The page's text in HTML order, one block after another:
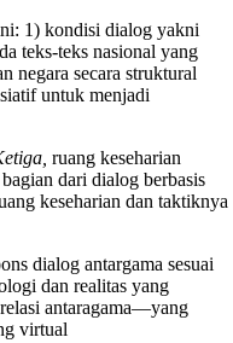
1) kondisi dialog yakni
teks-teks nasional yang
negara secara struktural
untuk menjadi
ruang keseharian
dari dialog berbasis
keseharian dan taktiknya
dialog antargama sesuai
dan realitas yang
antaragama—yang
virtual